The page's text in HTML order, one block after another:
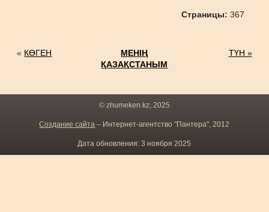
Страницы:367
« КӨГЕН
МЕНІҢ
ҚАЗАҚСТАНЫМ
ТҮН »
© zhumeken.kz, 2025
Создание сайта – Интернет-агентство "Пантера", 2012
Дата обновления: 3 ноября 2025